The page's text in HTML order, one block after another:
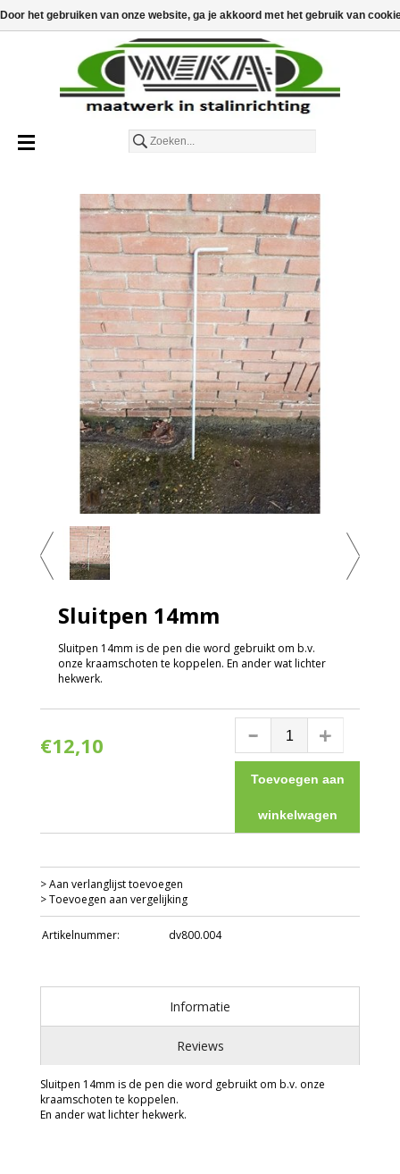
€0,00
€
Sluitpen 14mm
Sluitpen 14mm is de pen die word gebruikt om b.v.
onze kraamschoten te koppelen. En ander wat lichter
hekwerk.
€12,10
Toevoegen aan winkelwagen
Toevoegen aan
winkelwagen
> Aan verlanglijst toevoegen
> Toevoegen aan vergelijking
Artikelnummer: dv800.004
Informatie
Reviews
Sluitpen 14mm is de pen die word gebruikt om b.v. onze
kraamschoten te koppelen.
En ander wat lichter hekwerk.
Door het gebruiken van onze website, ga je akkoord met het gebruik van